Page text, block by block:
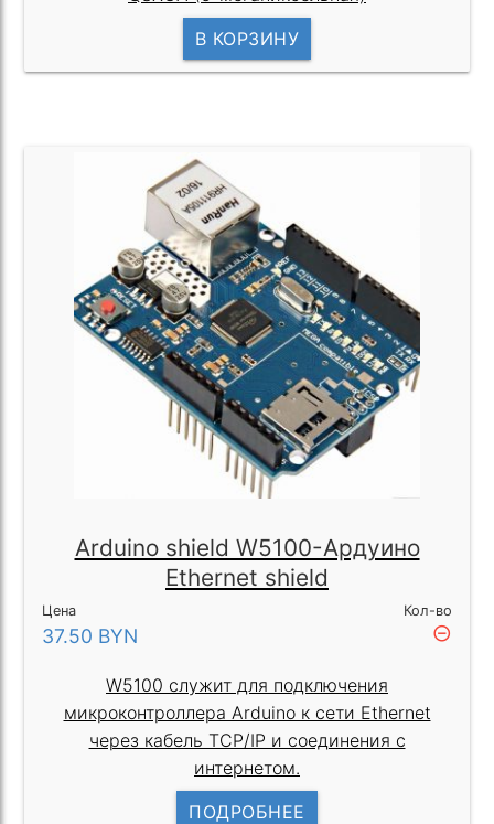
В КОРЗИНУ
Arduino shield W5100-Ардуино
Ethernet shield
Цена
37.50 BYN
Кол-во
remove_circle_outline
W5100 служит для подключения
микроконтроллера Arduino к сети Ethernet
через кабель TCP/IP и соединения с
интернетом.
ПОДРОБНЕЕ